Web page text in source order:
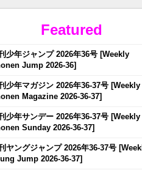
Featured
少年ジャンプ 2026年36号 [Weekly
Jump 2026-36]
少年マガジン 2026年36-37号 [Weekly
Magazine 2026-36-37]
少年サンデー 2026年36-37号 [Weekly
Sunday 2026-36-37]
ヤングジャンプ 2026年36-37号
Jump 2026-36-37]